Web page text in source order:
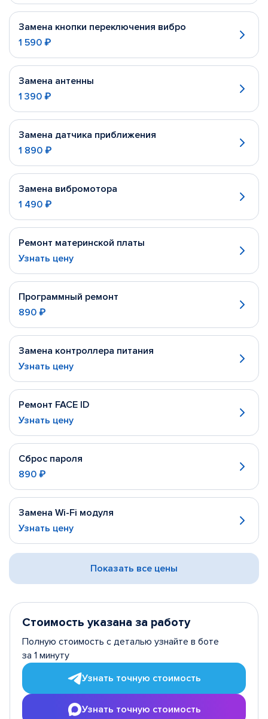
Замена кнопки переключения вибро
1 590 ₽
Замена антенны
1 390 ₽
Замена датчика приближения
1 890 ₽
Замена вибромотора
1 490 ₽
Ремонт материнской платы
Узнать цену
Программный ремонт
890 ₽
Замена контроллера питания
Узнать цену
Ремонт FACE ID
Узнать цену
Сброс пароля
890 ₽
Замена Wi-Fi модуля
Узнать цену
Показать все цены
Стоимость указана за работу
Полную стоимость с деталью узнайте в боте
за 1 минуту
Узнать точную стоимость
Узнать точную стоимость